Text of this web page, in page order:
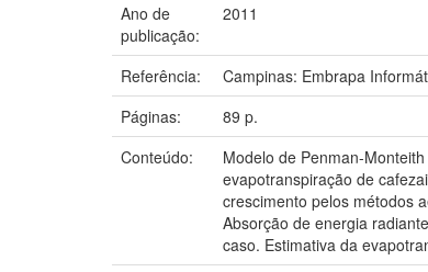
Ano de
publicação:
2011
Referência:
Campinas: Embrapa
Páginas:
89 p.
Conteúdo:
Modelo de Penman-
evapotranspiração de
crescimento pelos métodos
Absorção de energia
caso. Estimativa da